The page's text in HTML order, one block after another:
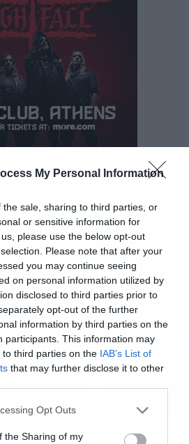
My Personal Information
sale, sharing to third parties, or
or sensitive information for
please use the below opt-out
Please note that after your
you may continue seeing
on personal information utilized by
disclosed to third parties prior to
opt-out of the further
information by third parties on the
participants. This information may
third parties on the IAB’s List of
that may further disclose it to other
app uses one or more Google
usage behaviour. You may click to
Opt Outs
the Sharing of my
ως συνήθως… σκληρή
πέτυχε το ζευγάρι σε βόλτα
του Παρισιού. Μίλησε
που είπε ότι τους
τις βολτίτσες τους. Το
μένουν στο Παρίσι
ένα εκατομμύριο ευρώ, ενώ
Iron Maiden, παρά τη νέα
τότε θα υπάρξει μεγάλο